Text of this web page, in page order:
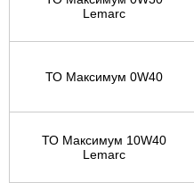
Lemarc
ТО Максимум 0W40
ТО Максимум 10W40
Lemarc